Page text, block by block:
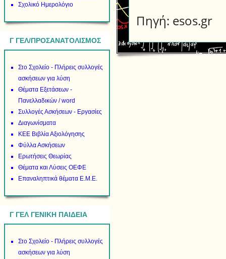
Σχολικό Ημερολόγιο
Γ ΓΕΛ/ΠΡΟΣΑΝΑΤΟΛΙΣΜΟΣ
Στο Σχολείο - Πλήρεις συλλογές
ασκήσεων για λύση
Θέματα Εξετάσεων -
Πανελλαδικών / word
Συλλογές Ασκήσεων - Εργασίες
Διαγωνίσματα
ΚΕΕ Βιβλία Αξιολόγησης
Φύλλα Ασκήσεων
Ερωτήσεις Θεωρίας
Θέματα και Λύσεις ΟΕΦΕ
Επαναληπτικά θέματα Ε.Μ.Ε.
Γ ΓΕΛ ΓΕΝΙΚΗ ΠΑΙΔΕΙΑ
Στο Σχολείο - Πλήρεις συλλογές
ασκήσεων για λύση
Πηγή: esos.gr